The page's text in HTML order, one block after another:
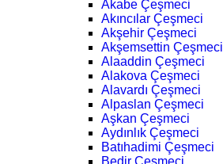
Akabe Çeşmeci
Akıncılar Çeşmeci
Akşehir Çeşmeci
Akşemsettin Çeşmeci
Alaaddin Çeşmeci
Alakova Çeşmeci
Alavardı Çeşmeci
Alpaslan Çeşmeci
Aşkan Çeşmeci
Aydınlık Çeşmeci
Batıhadimi Çeşmeci